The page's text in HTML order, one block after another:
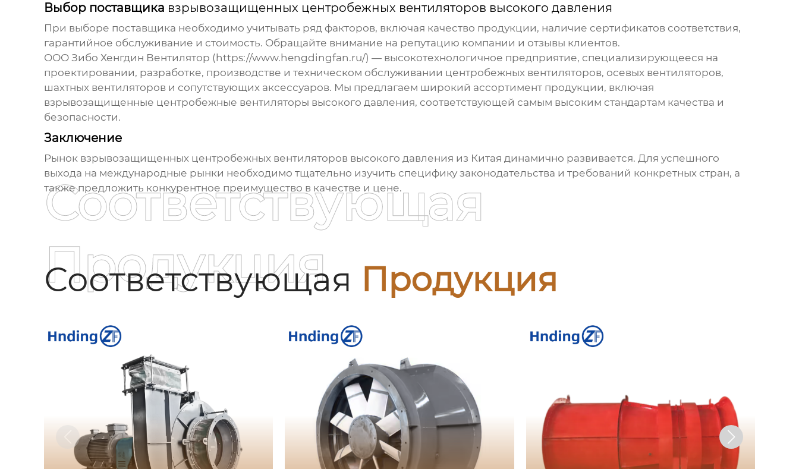
Выбор поставщика взрывозащищенных центробежных вентиляторов высокого давления
При выборе поставщика необходимо учитывать ряд факторов, включая качество продукции, наличие сертификатов соответствия,
гарантийное обслуживание и стоимость. Обращайте внимание на репутацию компании и отзывы клиентов.
ООО Зибо Хенгдин Вентилятор ( https://www.hengdingfan.ru/) — высокотехнологичное предприятие, специализирующееся на
проектировании, разработке, производстве и техническом обслуживании центробежных вентиляторов, осевых вентиляторов,
шахтных вентиляторов и сопутствующих аксессуаров. Мы предлагаем широкий ассортимент продукции, включая
взрывозащищенные центробежные вентиляторы высокого давления, соответствующей самым высоким стандартам качества и
безопасности.
Заключение
Рынок взрывозащищенных центробежных вентиляторов высокого давления из Китая динамично развивается. Для успешного
выхода на международные рынки необходимо тщательно изучить специфику законодательства и требований конкретных стран, а
также предложить конкурентное преимущество в качестве и цене.
Соответствующая Продукция
Соответствующая
Продукция